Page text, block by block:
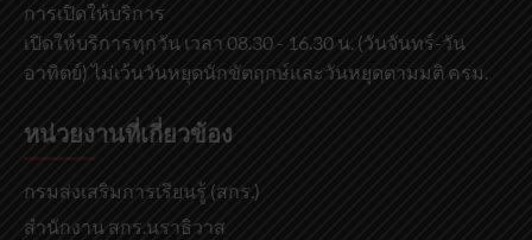
การเปิดให้บริการ
เปิดให้บริการทุกวัน เวลา 08.30 - 16.30 น. (วันจันทร์-วัน
อาทิตย์) ไม่เว้นวันหยุดนักขัตฤกษ์และวันหยุดตามมติ ครม.
หน่วยงานที่เกี่ยวข้อง
กรมส่งเสริมการเรียนรู้ (สกร.)
สำนักงาน สกร.นราธิวาส